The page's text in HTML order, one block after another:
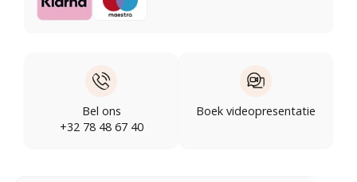
Bel ons
+32 78 48 67 40
Boek videopresentatie